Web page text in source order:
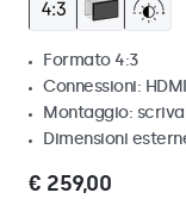
Formato 4:3
Connessioni:
Montaggio:
Dimensioni
€ 259,00